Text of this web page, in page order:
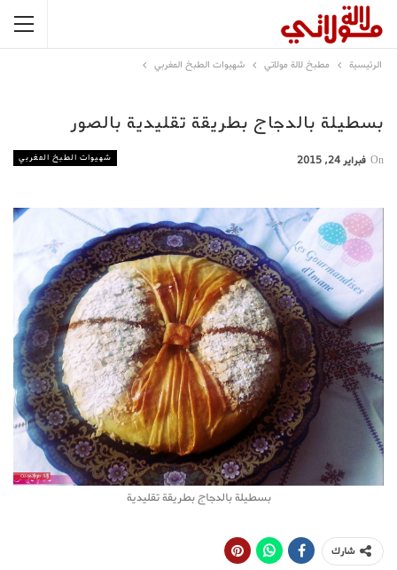
الرئيسية مطبخ لالة مولاتي شهيوات الطبخ المغربي
بسطيلة بالدجاج بطريقة تقليدية بالصور
شهيوات الطبخ المغربي On فبراير 24, 2015
بسطيلة بالدجاج بطريقة تقليدية
شارك